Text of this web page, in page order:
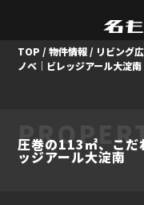
TOP /物件情報 / リビング
ノベ｜ビレッジアール大淀南
圧巻の113㎡、こだ
ッジアール大淀南